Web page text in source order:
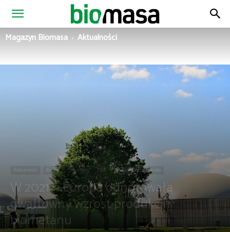
Magazyn
Magazyn Biomasa Aktualności
Aktualności Biogaz Biometan OZE Wiadomości ze świata
W 2021 r. Europa odnotowała
gwałtowny wzrost produkcji
biometanu